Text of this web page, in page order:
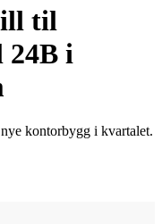
til
24B i
kontorbygg i kvartalet.